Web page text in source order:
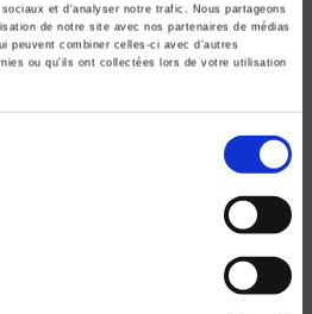
et d'analyser notre trafic. Nous partageons
de notre site avec nos partenaires de médias
peuvent combiner celles-ci avec d'autres
ou qu'ils ont collectées lors de votre utilisation